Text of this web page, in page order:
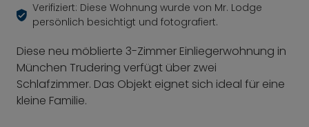
Verifiziert: Diese Wohnung wurde von Mr. Lodge
persönlich besichtigt und fotografiert.
Diese neu möblierte 3-Zimmer Einliegerwohnung in
München Trudering verfügt über zwei
Schlafzimmer. Das Objekt eignet sich ideal für eine
kleine Familie.